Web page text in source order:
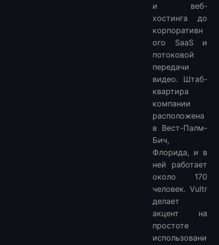
и веб-
хостинга до
корпоративн
ого SaaS и
потоковой
передачи
видео. Штаб-
квартира
компании
расположена
в Вест-Палм-
Бич,
Флорида, и в
ней работает
около 170
человек. Vultr
делает
акцент на
простоте
использовани